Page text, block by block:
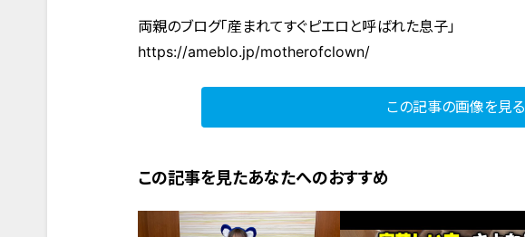
両親のブログ「産まれてすぐピエロと呼ばれた息子」
https://ameblo.jp/motherofclown/
この記事の画像を見る
この記事を見たあなたへのおすすめ